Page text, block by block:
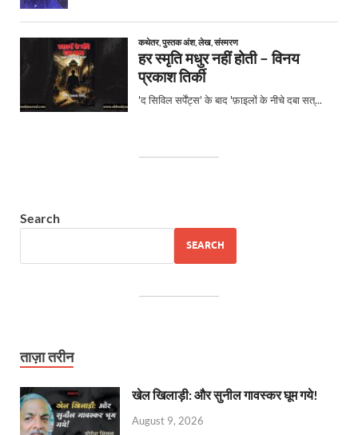
Search
SEARCH
ताज़ा तरीन
खेल खिलाड़ी: और सुनील गावस्कर घूम गये!
August 9, 2026